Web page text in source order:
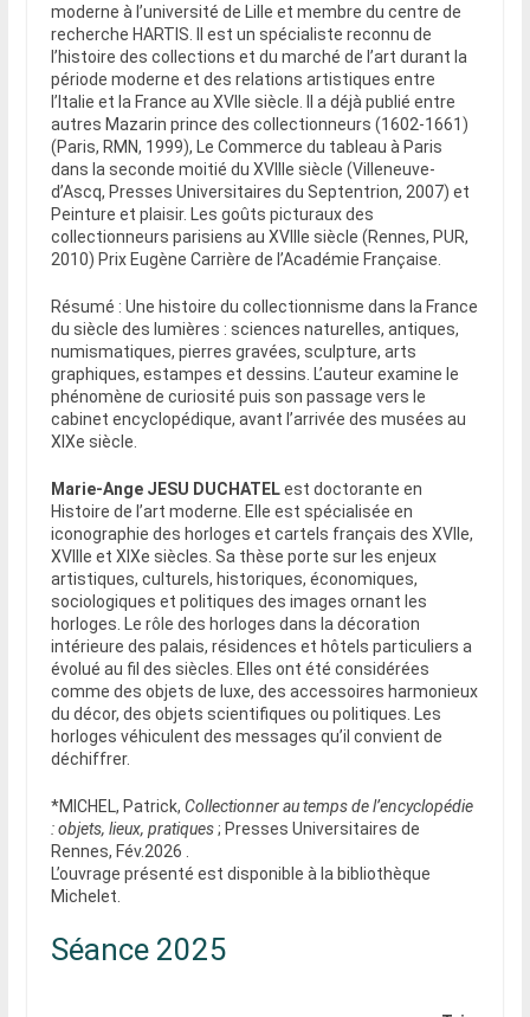
moderne à l’université de Lille et membre du centre de
recherche HARTIS. Il est un spécialiste reconnu de
l’histoire des collections et du marché de l’art durant la
période moderne et des relations artistiques entre
l’Italie et la France au XVIIe siècle. Il a déjà publié entre
autres Mazarin prince des collectionneurs (1602-1661)
(Paris, RMN, 1999), Le Commerce du tableau à Paris
dans la seconde moitié du XVIIIe siècle (Villeneuve-
d’Ascq, Presses Universitaires du Septentrion, 2007) et
Peinture et plaisir. Les goûts picturaux des
collectionneurs parisiens au XVIIIe siècle (Rennes, PUR,
2010) Prix Eugène Carrière de l’Académie Française.
Résumé : Une histoire du collectionnisme dans la France
du siècle des lumières : sciences naturelles, antiques,
numismatiques, pierres gravées, sculpture, arts
graphiques, estampes et dessins. L’auteur examine le
phénomène de curiosité puis son passage vers le
cabinet encyclopédique, avant l’arrivée des musées au
XIXe siècle.
Marie-Ange JESU DUCHATELest doctorante en
Histoire de l’art moderne. Elle est spécialisée en
iconographie des horloges et cartels français des XVIIe,
XVIIIe et XIXe siècles. Sa thèse porte sur les enjeux
artistiques, culturels, historiques, économiques,
sociologiques et politiques des images ornant les
horloges. Le rôle des horloges dans la décoration
intérieure des palais, résidences et hôtels particuliers a
évolué au fil des siècles. Elles ont été considérées
comme des objets de luxe, des accessoires harmonieux
du décor, des objets scientifiques ou politiques. Les
horloges véhiculent des messages qu’il convient de
déchiffrer.
*MICHEL, Patrick, Collectionner au temps de l’encyclopédie
: objets, lieux, pratiques; Presses Universitaires de
Rennes, Fév.2026 .
L’ouvrage présenté est disponible à la bibliothèque
Michelet.
Séance 2025